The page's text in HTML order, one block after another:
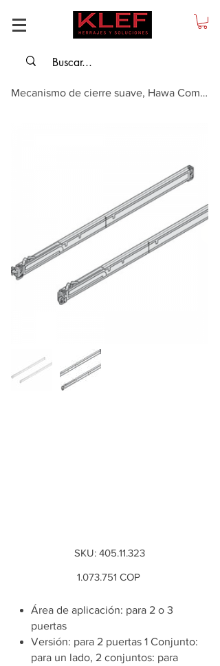
Mecanismo de cierre suave, Hawa Combino 65 H MF/IF para 2 o 3 puertas
SKU:
SKU
405.11.323
405.11.323
Precio
1.073.751 COP
Área de aplicación: para 2 o 3
puertas
Versión: para 2 puertas 1 Conjunto:
para un lado, 2 conjuntos: para